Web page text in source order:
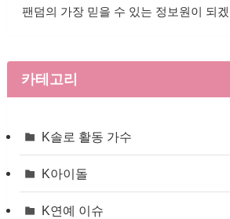
팬덤의 가장 믿을 수 있는 정보원이 되
카테고리
K솔로 활동 가수
K아이돌
K연예 이슈